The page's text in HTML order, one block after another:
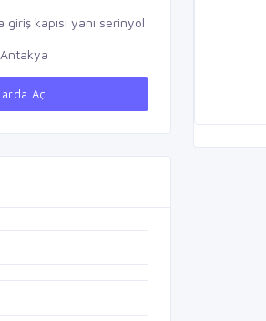
kapısı yanı serinyol
Aç